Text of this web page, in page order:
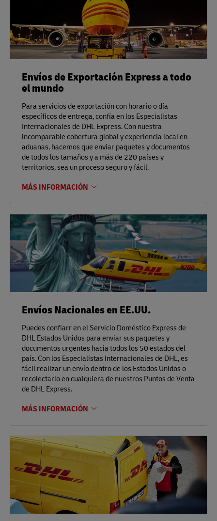
Envíos de Exportación Express a todo
el mundo
Para servicios de exportación con horario o día
específicos de entrega, confía en los Especialistas
Internacionales de DHL Express. Con nuestra
incomparable cobertura global y experiencia local en
aduanas, hacemos que enviar paquetes y documentos
de todos los tamaños y a más de 220 países y
territorios, sea un proceso seguro y fácil.
MÁS INFORMACIÓN
Envíos Nacionales en EE.UU.
Puedes confiarr en el Servicio Doméstico Express de
DHL Estados Unidos para enviar sus paquetes y
documentos urgentes hacia todos los 50 estados del
país. Con los Especialistas Internacionales de DHL, es
fácil realizar un envío dentro de los Estados Unidos o
recolectarlo en cualquiera de nuestros Puntos de Venta
de DHL Express.
MÁS INFORMACIÓN